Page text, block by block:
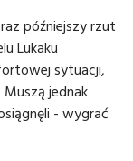
późniejszy rzut
Lukaku
sytuacji,
jednak
- wygrać